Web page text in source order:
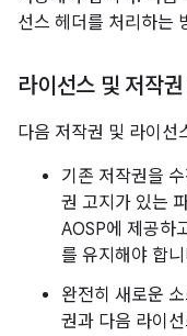
선스 헤더를 처리하는
라이선스 및 저작
다음 저작권 및 라이선
기존 저작권을
권 고지가 있는
AOSP에 제공하
를 유지해야 합
완전히 새로운
권과 다음 라이